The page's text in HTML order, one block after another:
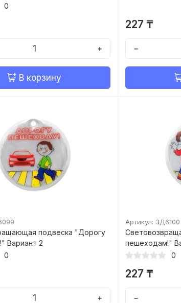
0
+
В корзину
227 ₸
−
подвеска "Дорогу
Вариант 2
0
+
Артикул: ЗД6100
пешеходам!"
0
227 ₸
−